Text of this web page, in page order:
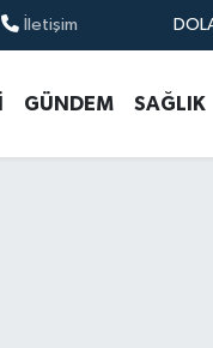
İletişim
GRAM
GÜNDEM SAĞLIK